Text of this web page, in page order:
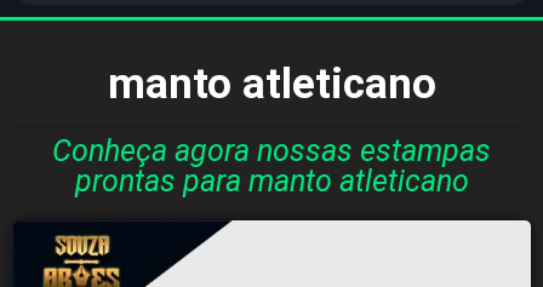
manto atleticano
Conheça agora nossas estampas
prontas para manto atleticano